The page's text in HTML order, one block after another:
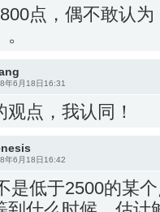
点，偶不敢认
年6月18日16:31
观点，我认同！
年6月18日16:42
是低于2500的某